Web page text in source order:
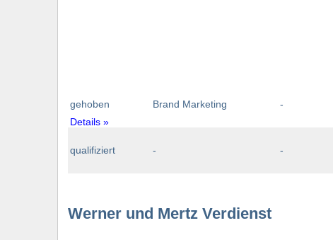
gehoben
Details »
Brand Marketing -
qualifiziert - -
Werner und Mertz Verdienst